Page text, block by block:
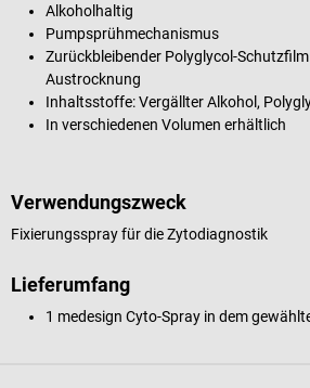
Alkoholhaltig
Pumpsprühmechanismus
Zurückbleibender Polyglycol-
Austrocknung
Inhaltsstoffe: Vergällter Alkohol,
In verschiedenen Volumen erhältlich
Verwendungszweck
Fixierungsspray für die Zytodiagnostik
Lieferumfang
1 medesign Cyto-Spray in dem